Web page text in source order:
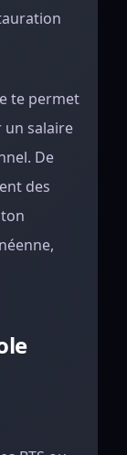
te permet
un salaire
De
des